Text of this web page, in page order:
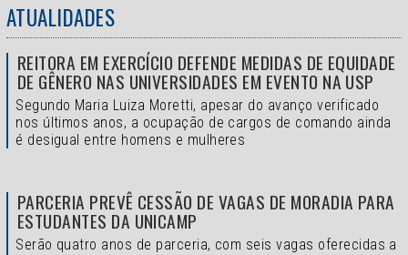
ATUALIDADES
REITORA EM EXERCÍCIO DEFENDE MEDIDAS DE EQUIDADE
DE GÊNERO NAS UNIVERSIDADES EM EVENTO NA USP
Segundo Maria Luiza Moretti, apesar do avanço verificado
nos últimos anos, a ocupação de cargos de comando ainda
é desigual entre homens e mulheres
PARCERIA PREVÊ CESSÃO DE VAGAS DE MORADIA PARA
ESTUDANTES DA UNICAMP
Serão quatro anos de parceria, com seis vagas oferecidas a